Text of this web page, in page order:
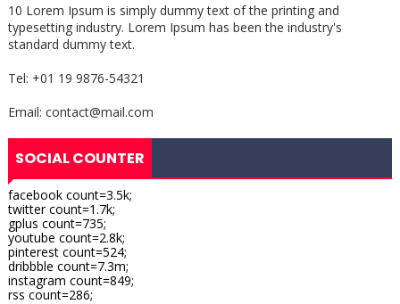
10 Lorem Ipsum is simply dummy text of the printing and
typesetting industry. Lorem Ipsum has been the industry's
standard dummy text.
Tel: +01 19 9876-54321
Email: contact@mail.com
SOCIAL COUNTER
facebook count=3.5k;
twitter count=1.7k;
gplus count=735;
youtube count=2.8k;
pinterest count=524;
dribbble count=7.3m;
instagram count=849;
rss count=286;